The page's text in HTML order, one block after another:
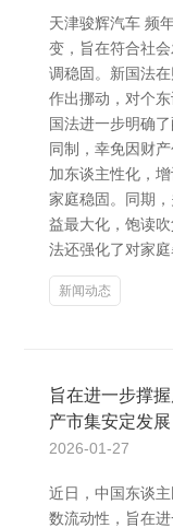
天津骏辉汽车 频
变，旨在符合社
调稳固。新国法
作出挪动，对个
国法进一步明确
同制，幸免因财
加东谈主性化，
家庭稳固。同期
益最大化，饱读
法还强化了对家
新闻动态
旨在进一步撑
产市集安定发展
2026-01-27
近日，中国东谈
数流动性，旨在